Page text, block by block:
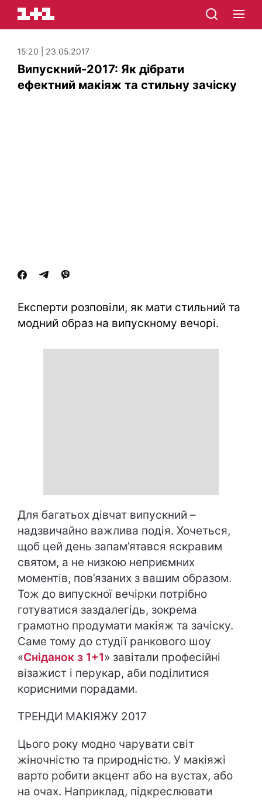
15:20 | 23.05.2017
Випускний-2017: Як дібрати
ефектний макіяж та стильну зачіску
Експерти розповіли, як мати стильний та
модний образ на випускному вечорі.
Для багатьох дівчат випускний –
надзвичайно важлива подія. Хочеться,
щоб цей день запам’ятався яскравим
святом, а не низкою неприємних
моментів, пов’язаних з вашим образом.
Тож до випускної вечірки потрібно
готуватися заздалегідь, зокрема
грамотно продумати макіяж та зачіску.
Саме тому до студії ранкового шоу
«Сніданок з 1+1» завітали професійні
візажист і перукар, аби поділитися
корисними порадами.
ТРЕНДИ МАКІЯЖУ 2017
Цього року модно чарувати світ
жіночністю та природністю. У макіяжі
варто робити акцент або на вустах, або
на очах. Наприклад, підкреслювати